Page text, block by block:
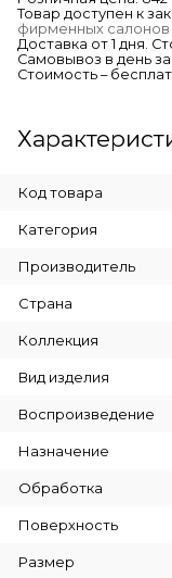
Товар доступен к
фирменных салонов
Доставка от 1 дня.
Самовывоз в день
Стоимость –
Код товара
Категория
Производитель
Страна
Коллекция
Вид изделия
Воспроизведение
Назначение
Обработка
Поверхность
Размер